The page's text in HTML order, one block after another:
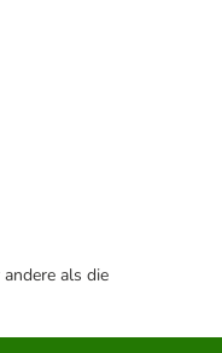
als die